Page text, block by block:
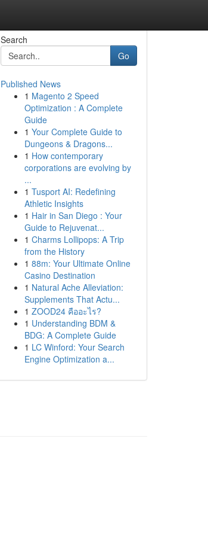
Search
Go
Published News
1 Magento 2 Speed
Optimization : A Complete
Guide
1 Your Complete Guide to
Dungeons & Dragons...
1 How contemporary
corporations are evolving by
...
1 Tusport AI: Redefining
Athletic Insights
1 Hair in San Diego : Your
Guide to Rejuvenat...
1 Charms Lollipops: A Trip
from the History
1 88m: Your Ultimate Online
Casino Destination
1 Natural Ache Alleviation:
Supplements That Actu...
1 ZOOD24 คืออะไร?
1 Understanding BDM &
BDG: A Complete Guide
1 LC Winford: Your Search
Engine Optimization a...